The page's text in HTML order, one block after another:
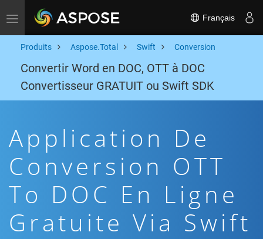
Toggle navigation Français
Produits Aspose.Total Swift Conversion
Convertir Word en DOC, OTT à DOC
Convertisseur GRATUIT ou Swift SDK
Application De
Conversion OTT
To DOC En Ligne
Gratuite Via Swift